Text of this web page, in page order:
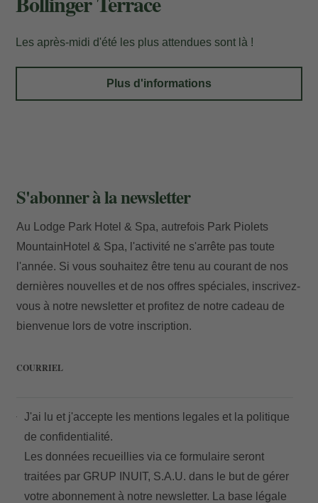
Ma réservation
la modifier.
Localisateur
Courriel
Les après-midi d'été les plus attendues sont là !
Plus d'informations
S'abonner à la newsletter
Au Lodge Park Hotel & Spa, autrefois Park Piolets
MountainHotel & Spa, l'activité ne s'arrête pas toute
l'année. Si vous souhaitez être tenu au courant de nos
dernières nouvelles et de nos offres spéciales, inscrivez-
vous à notre newsletter et profitez de notre cadeau de
bienvenue lors de votre inscription.
COURRIEL
J'ai lu et j'accepte les mentions legales et la politique
de confidentialité.
Les données recueillies via ce formulaire seront
traitées par GRUP INUIT, S.A.U. dans le but de gérer
votre abonnement à notre newsletter. La base légale